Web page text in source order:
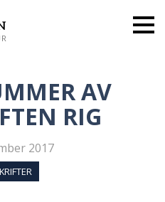
AV
RIG
2017